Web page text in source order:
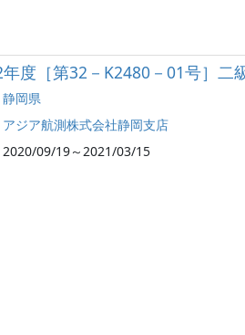
度［第32－K2480－01号］二
静岡県
アジア航測株式会社静岡支店
2020/09/19～2021/03/15